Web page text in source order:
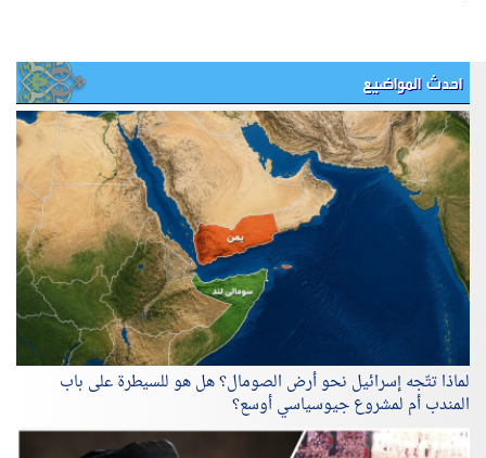
احدث المواضيع
لماذا تتّجه إسرائيل نحو أرض الصومال؟ هل هو للسيطرة على باب
المندب أم لمشروع جيوسياسي أوسع؟